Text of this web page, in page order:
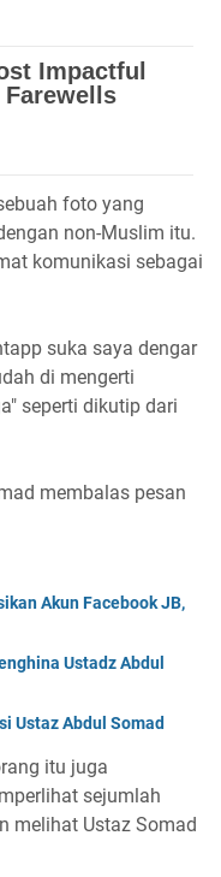
foto yang
non-Muslim itu.
komunikasi sebagai
suka saya dengar
di mengerti
seperti dikutip dari
membalas pesan
Akun Facebook JB,
Ustadz Abdul
Ustaz Abdul Somad
itu juga
sejumlah
melihat Ustaz Somad